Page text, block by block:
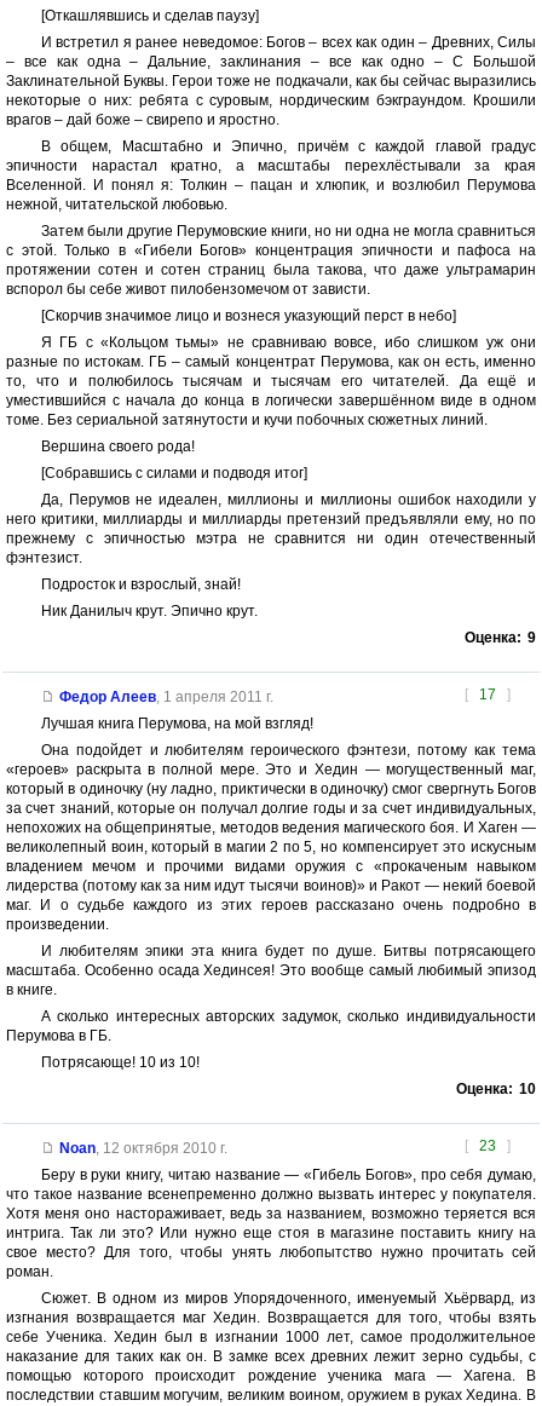
[Откашлявшись и сделав паузу]
И встретил я ранее неведомое: Богов – всех как один – Древних, Силы
– все как одна – Дальние, заклинания – все как одно – С Большой
Заклинательной Буквы. Герои тоже не подкачали, как бы сейчас выразились
некоторые о них: ребята с суровым, нордическим бэкграундом. Крошили
врагов – дай боже – свирепо и яростно.
В общем, Масштабно и Эпично, причём с каждой главой градус
эпичности нарастал кратно, а масштабы перехлёстывали за края
Вселенной. И понял я: Толкин – пацан и хлюпик, и возлюбил Перумова
нежной, читательской любовью.
Затем были другие Перумовские книги, но ни одна не могла сравниться
с этой. Только в «Гибели Богов» концентрация эпичности и пафоса на
протяжении сотен и сотен страниц была такова, что даже ультрамарин
вспорол бы себе живот пилобензомечом от зависти.
[Скорчив значимое лицо и вознеся указующий перст в небо]
Я ГБ с «Кольцом тьмы» не сравниваю вовсе, ибо слишком уж они
разные по истокам. ГБ – самый концентрат Перумова, как он есть, именно
то, что и полюбилось тысячам и тысячам его читателей. Да ещё и
уместившийся с начала до конца в логически завершённом виде в одном
томе. Без сериальной затянутости и кучи побочных сюжетных линий.
Вершина своего рода!
[Собравшись с силами и подводя итог]
Да, Перумов не идеален, миллионы и миллионы ошибок находили у
него критики, миллиарды и миллиарды претензий предъявляли ему, но по
прежнему с эпичностью мэтра не сравнится ни один отечественный
фэнтезист.
Подросток и взрослый, знай!
Ник Данилыч крут. Эпично крут.
Оценка: 9
[ 17 ]
Федор Алеев, 1 апреля 2011 г.
Лучшая книга Перумова, на мой взгляд!
Она подойдет и любителям героического фэнтези, потому как тема
«героев» раскрыта в полной мере. Это и Хедин — могущественный маг,
который в одиночку (ну ладно, приктически в одиночку) смог свергнуть Богов
за счет знаний, которые он получал долгие годы и за счет индивидуальных,
непохожих на общепринятые, методов ведения магического боя. И Хаген —
великолепный воин, который в магии 2 по 5, но компенсирует это искусным
владением мечом и прочими видами оружия с «прокаченым навыком
лидерства (потому как за ним идут тысячи воинов)» и Ракот — некий боевой
маг. И о судьбе каждого из этих героев рассказано очень подробно в
произведении.
И любителям эпики эта книга будет по душе. Битвы потрясающего
масштаба. Особенно осада Хединсея! Это вообще самый любимый эпизод
в книге.
А сколько интересных авторских задумок, сколько индивидуальности
Перумова в ГБ.
Потрясающе! 10 из 10!
Оценка: 10
[ 23 ]
Noan, 12 октября 2010 г.
Беру в руки книгу, читаю название — «Гибель Богов», про себя думаю,
что такое название всенепременно должно вызвать интерес у покупателя.
Хотя меня оно настораживает, ведь за названием, возможно теряется вся
интрига. Так ли это? Или нужно еще стоя в магазине поставить книгу на
свое место? Для того, чтобы унять любопытство нужно прочитать сей
роман.
Сюжет. В одном из миров Упорядоченного, именуемый Хьёрвард, из
изгнания возвращается маг Хедин. Возвращается для того, чтобы взять
себе Ученика. Хедин был в изгнании 1000 лет, самое продолжительное
наказание для таких как он. В замке всех древних лежит зерно судьбы, с
помощью которого происходит рождение ученика мага — Хагена. В
последствии ставшим могучим, великим воином, оружием в руках Хедина. В